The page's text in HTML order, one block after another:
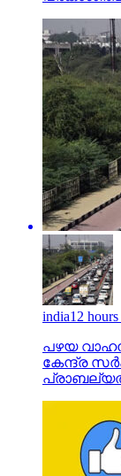
india12
പഴയ
കേന്ദ്ര